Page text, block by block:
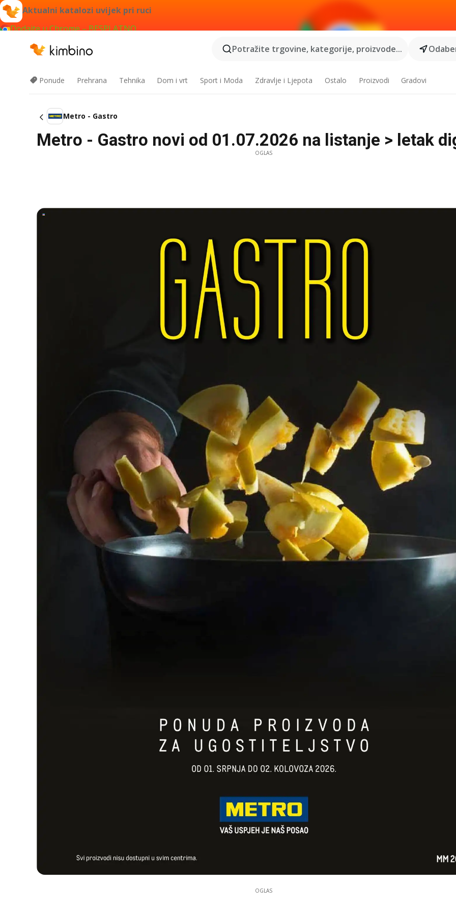
Aktualni katalozi uvijek pri ruci
Dodajte u Chrome – BESPLATNO
Potražite trgovine, kategorije, proizvode...
Ponude Prehrana Tehnika Dom i vrt Sport i Moda Zdravlje i Ljepota Ostalo Proizvodi Gradovi
Metro - Gastro
Metro - Gastro novi od 01.07.2026 na listanje > letak
OGLAS
OGLAS